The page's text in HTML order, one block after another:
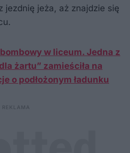
jezdnię jeża, aż znajdzie się
w liceum. Jedna z
żartu” zamieściła na
o podłożonym ładunku